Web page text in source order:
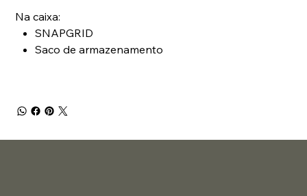
Na caixa:
SNAPGRID
Saco de armazenamento